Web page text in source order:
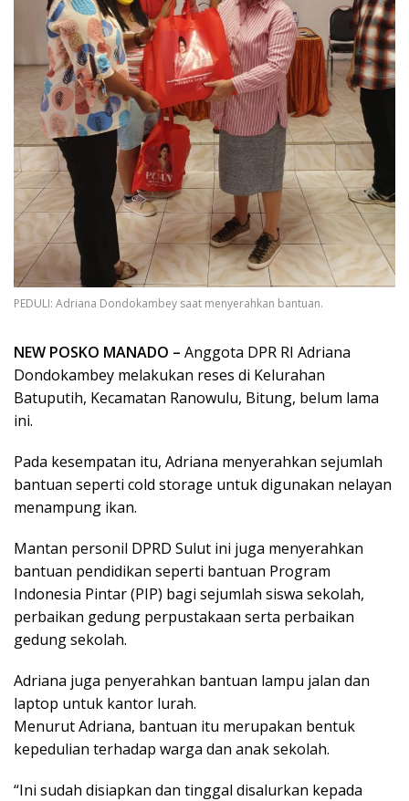
PEDULI: Adriana Dondokambey saat menyerahkan bantuan.
NEW POSKO MANADO – Anggota DPR RI Adriana
Dondokambey melakukan reses di Kelurahan
Batuputih, Kecamatan Ranowulu, Bitung, belum lama
ini.
Pada kesempatan itu, Adriana menyerahkan sejumlah
bantuan seperti cold storage untuk digunakan nelayan
menampung ikan.
Mantan personil DPRD Sulut ini juga menyerahkan
bantuan pendidikan seperti bantuan Program
Indonesia Pintar (PIP) bagi sejumlah siswa sekolah,
perbaikan gedung perpustakaan serta perbaikan
gedung sekolah.
Adriana juga penyerahkan bantuan lampu jalan dan
laptop untuk kantor lurah.
Menurut Adriana, bantuan itu merupakan bentuk
kepedulian terhadap warga dan anak sekolah.
“Ini sudah disiapkan dan tinggal disalurkan kepada